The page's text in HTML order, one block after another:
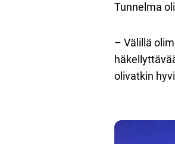
Tunnelma
– Välillä
olivatkin